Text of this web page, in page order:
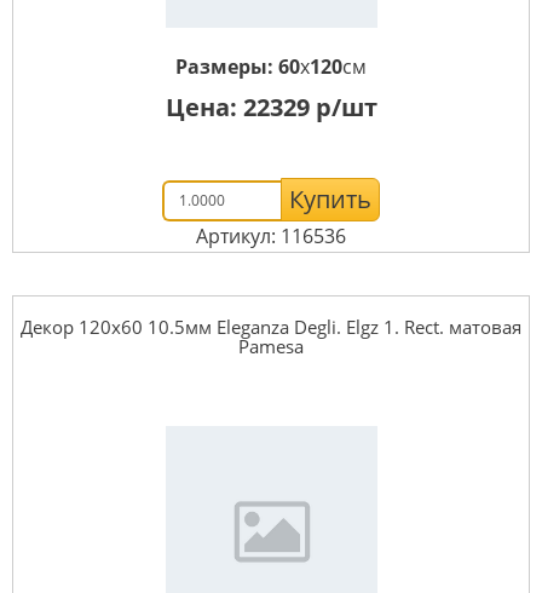
Размеры: 60x120см
Цена: 22329р/шт
Купить
Артикул: 116536
Декор 120x60 10.5мм Eleganza Degli. Elgz 1. Rect. матовая
Pamesa